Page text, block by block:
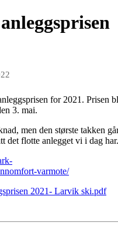
for 2021. Prisen
3. mai.
men den største takken
det flotte anlegget vi i dag
varmote/
2021- Larvik ski.pdf